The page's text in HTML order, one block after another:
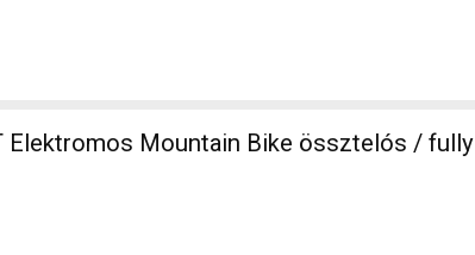
Elektromos Mountain Bike össztelós / fully